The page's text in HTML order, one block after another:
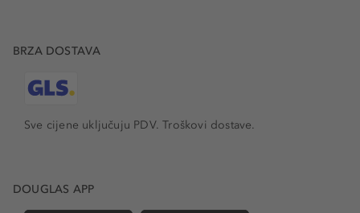
BRZA DOSTAVA
Sve cijene uključuju PDV.Troškovi dostave.
DOUGLAS APP